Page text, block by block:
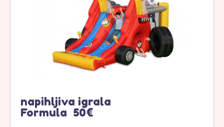
napihljiva igrala
Formula 50€